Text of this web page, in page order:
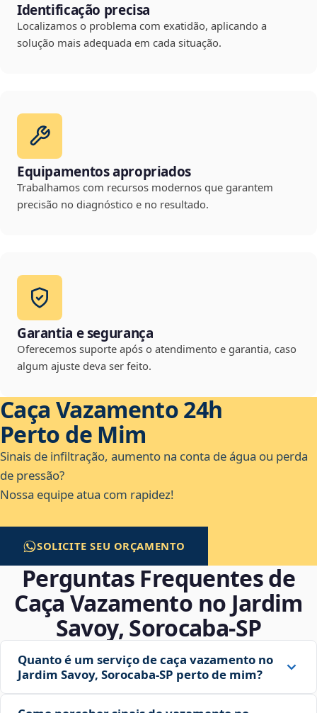
Identificação precisa
Localizamos o problema com exatidão, aplicando a
solução mais adequada em cada situação.
Equipamentos apropriados
Trabalhamos com recursos modernos que garantem
precisão no diagnóstico e no resultado.
Garantia e segurança
Oferecemos suporte após o atendimento e garantia, caso
algum ajuste deva ser feito.
Caça Vazamento 24h
Perto de Mim
Sinais de infiltração, aumento na conta de água ou perda
de pressão?
Nossa equipe atua com rapidez!
SOLICITE SEU ORÇAMENTO
Perguntas Frequentes de
Caça Vazamento no Jardim
Savoy, Sorocaba‑SP
Quanto é um serviço de caça vazamento no
Jardim Savoy, Sorocaba‑SP perto de mim?